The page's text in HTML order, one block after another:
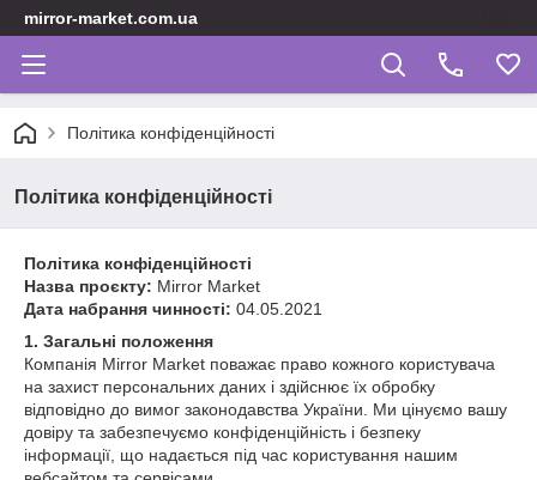
mirror-market.com.ua
Політика конфіденційності
Політика конфіденційності
Політика конфіденційності
Назва проєкту: Mirror Market
Дата набрання чинності: 04.05.2021
1. Загальні положення
Компанія Mirror Market поважає право кожного користувача
на захист персональних даних і здійснює їх обробку
відповідно до вимог законодавства України. Ми цінуємо вашу
довіру та забезпечуємо конфіденційність і безпеку
інформації, що надається під час користування нашим